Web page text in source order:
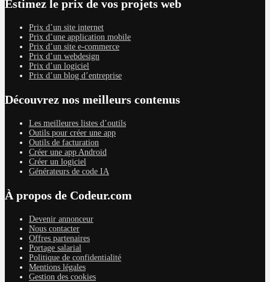
Estimez le prix de vos projets web
Prix d’un site internet
Prix d’une application mobile
Prix d’un site e-commerce
Prix d’un webdesign
Prix d’un logiciel
Prix d’un blog d’entreprise
Découvrez nos meilleurs contenus
Les meilleures listes d’outils
Outils pour créer une app
Outils de facturation
Créer une app Android
Créer un logiciel
Générateurs de code IA
À propos de Codeur.com
Devenir annonceur
Nous contacter
Offres partenaires
Portage salarial
Politique de confidentialité
Mentions légales
Gestion des cookies